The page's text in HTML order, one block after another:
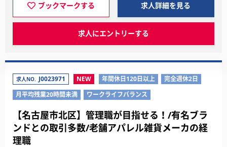
ブックマークする 求人詳細を見る
求人にエントリーする
求人NO. J0023971 NEW 年間休日120日以上
完全週休2日
月平均残業20時間未満
ワークライフバランス
【名古屋市北区】管理職が目指せる！/有名ブラ
ンドとの取引多数/老舗アパレル雑貨メーカの経
理職